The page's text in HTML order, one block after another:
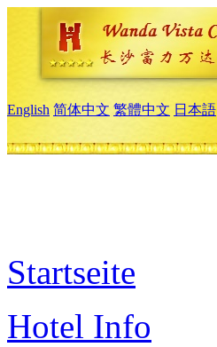
English 简体中文 繁體中文 日本語
Startseite
Hotel Info